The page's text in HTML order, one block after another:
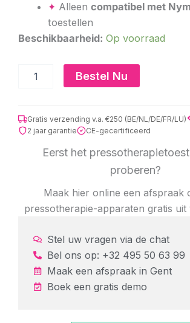
✦ Alleencompatibel met
toestellen
Beschikbaarheid: Op voorraad
Nymph
beenmanchettenBestel Nu
Gratis verzending v.a. €250 (BE/NL/DE/FR/LU)
2 jaar garantie
CE-gecertificeerd
Eerst het
proberen?
Maak hier online een afspraak
pressotherapie-apparaten gratis
Stel uw vragen via de chat
Bel ons op: +32 495 50 63 99
Maak een afspraak in Gent
Boek een gratis demo